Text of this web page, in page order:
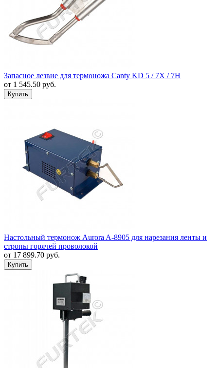
Запасное лезвие для термоножа Canty KD 5 / 7Х / 7Н
от 1 545.50 руб.
Настольный термонож Aurora A-8905 для нарезания ленты и
стропы горячей проволокой
от 17 899.70 руб.